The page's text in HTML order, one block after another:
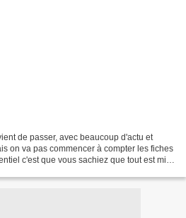
de passer, avec beaucoup d'actu et
on va pas commencer à compter les fiches
c'est que vous sachiez que tout est mis